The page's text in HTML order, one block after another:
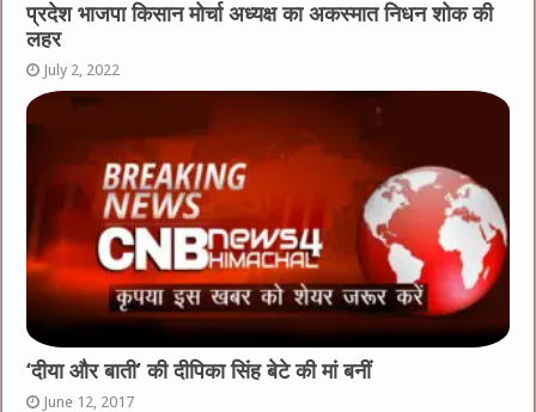
प्रदेश भाजपा किसान मोर्चा अध्यक्ष का अकस्मात निधन शोक की
लहर
July 2, 2022
‘दीया और बाती’ की दीपिका सिंह बेटे की मां बनीं
June 12, 2017